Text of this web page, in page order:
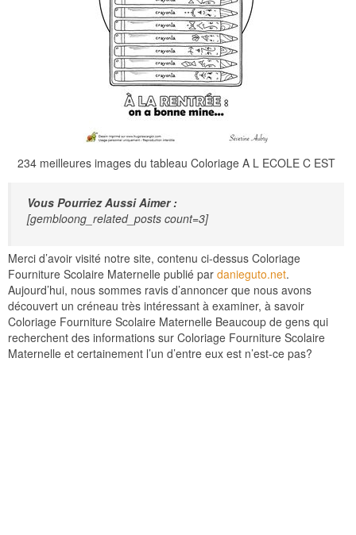
234 meilleures images du tableau Coloriage A L ECOLE C EST
Vous Pourriez Aussi Aimer :
[gembloong_related_posts count=3]
Merci d’avoir visité notre site, contenu ci-dessus Coloriage
Fourniture Scolaire Maternelle publié par danieguto.net.
Aujourd’hui, nous sommes ravis d’annoncer que nous avons
découvert un créneau très intéressant à examiner, à savoir
Coloriage Fourniture Scolaire Maternelle Beaucoup de gens qui
recherchent des informations sur Coloriage Fourniture Scolaire
Maternelle et certainement l’un d’entre eux est n’est-ce pas?